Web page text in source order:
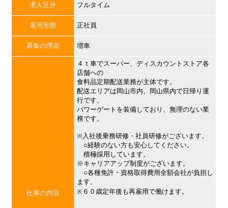
求人区分 フルタイム
雇用形態 正社員
募集の理由 増車
仕事の内容
４ｔ車でスーパー、ディスカウントストア各
店舗への
食料品定期配送業務が主体です。
配送エリアは岡山市内、岡山県内で日帰り運
行です。
パワーゲートを装備しており、無理のない業
務です。
※入社後乗務研修・社員研修がございます。
○経験のない方も安心してください。
積極採用しています。
※キャリアアップ制度がございます。
○各種免許・資格取得費用全額会社が負担し
ます。
※６０歳定年後も再雇用で働けます。